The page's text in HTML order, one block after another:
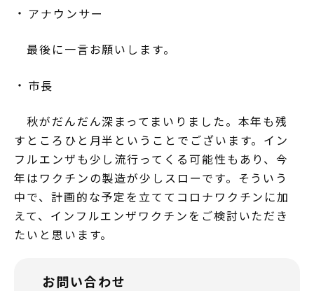
アナウンサー
最後に一言お願いします。
市長
秋がだんだん深まってまいりました。本年も残
すところひと月半ということでございます。イン
フルエンザも少し流行ってくる可能性もあり、今
年はワクチンの製造が少しスローです。そういう
中で、計画的な予定を立ててコロナワクチンに加
えて、インフルエンザワクチンをご検討いただき
たいと思います。
お問い合わせ